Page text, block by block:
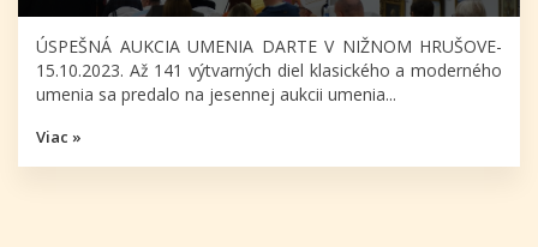
ÚSPEŠNÁ AUKCIA UMENIA DARTE V NIŽNOM HRUŠOVE-
15.10.2023. Až 141 výtvarných diel klasického a moderného
umenia sa predalo na jesennej aukcii umenia...
Viac »